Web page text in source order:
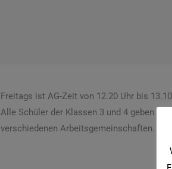
Freitags ist AG-Zeit von 12.20 Uhr bis
Alle Schüler der Klassen 3 und 4 geben
verschiedenen Arbeitsgemeinschaften.